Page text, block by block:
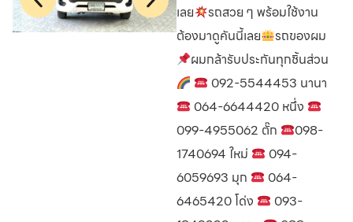
เลย
รถสวย ๆ พร้อมใช้งาน
ต้องมาดูคันนี้เลย
รถของผม
ผมกล้ารับประกันทุกชิ้นส่วน
092-5544453 นานา
064-6644420 หนึ่ง
099-4955062 ตั๊ก
098-
1740694 ใหม่
094-
6059693 มุก
064-
6465420 โด่ง
093-